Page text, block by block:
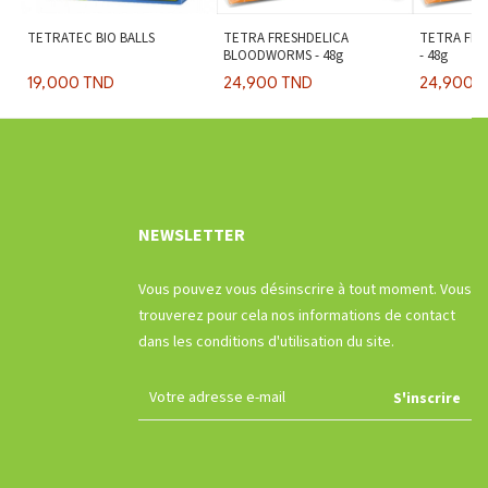
TETRATEC BIO BALLS
19,000 TND
TETRA FRESHDELICA
BLOODWORMS - 48g
24,900 TND
TETRA
- 48g
24,900
NEWSLETTER
Vous pouvez vous désinscrire à tout moment. Vous
trouverez pour cela nos informations de contact
dans les conditions d'utilisation du site.